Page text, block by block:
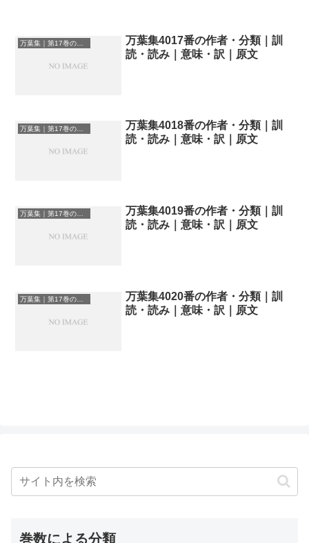
万葉集｜第17巻の和歌一覧
万葉集4017番の作者・分類｜訓
読・読み｜意味・訳｜原文
万葉集｜第17巻の和歌一覧
万葉集4018番の作者・分類｜訓
読・読み｜意味・訳｜原文
万葉集｜第17巻の和歌一覧
万葉集4019番の作者・分類｜訓
読・読み｜意味・訳｜原文
万葉集｜第17巻の和歌一覧
万葉集4020番の作者・分類｜訓
読・読み｜意味・訳｜原文
巻数による分類